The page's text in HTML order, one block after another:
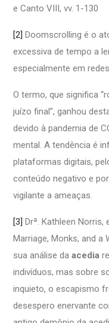
e Canto VIII, vv. 1-130
[2] Doomscrolling é o
excessiva de tempo a
especialmente em
O termo, que significa
juízo final”, ganhou
devido à pandemia de
mental. A tendência é
plataformas digitais,
conteúdo negativo e
vigilante a ameaças.
[3] Drª. Kathleen Norris,
Marriage, Monks, and a
sua análise da acedia
indivíduos, mas sobre
inquieto, o escapismo
desespero enervante